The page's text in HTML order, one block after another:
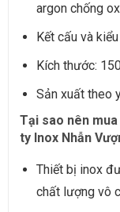
argon chống
Kết cấu và
Kích thước:
Sản xuất theo
Tại sao nên
ty Inox Nhẫn
Thiết bị inox
chất lượng vô